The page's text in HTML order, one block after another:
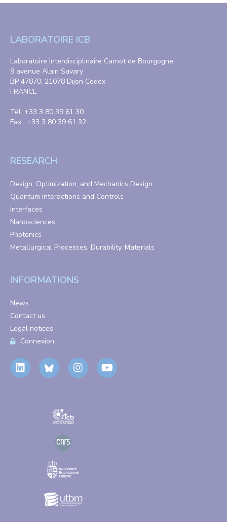
LABORATOIRE ICB
Laboratoire Interdisciplinaire Carnot de Bourgogne
9 avenue Alain Savary
BP 47870, 21078 Dijon Cedex
FRANCE
Tél. +33 3 80 39 61 30
Fax : +33 3 80 39 61 32
RESEARCH
Design, Optimization, and Mechanics Design
Quantum Interactions and Controls
Interfaces
Nanosciences
Photonics
Metallurgical Processes, Durability, Materials
INFORMATIONS
News
Contact us
Legal notices
Connexion